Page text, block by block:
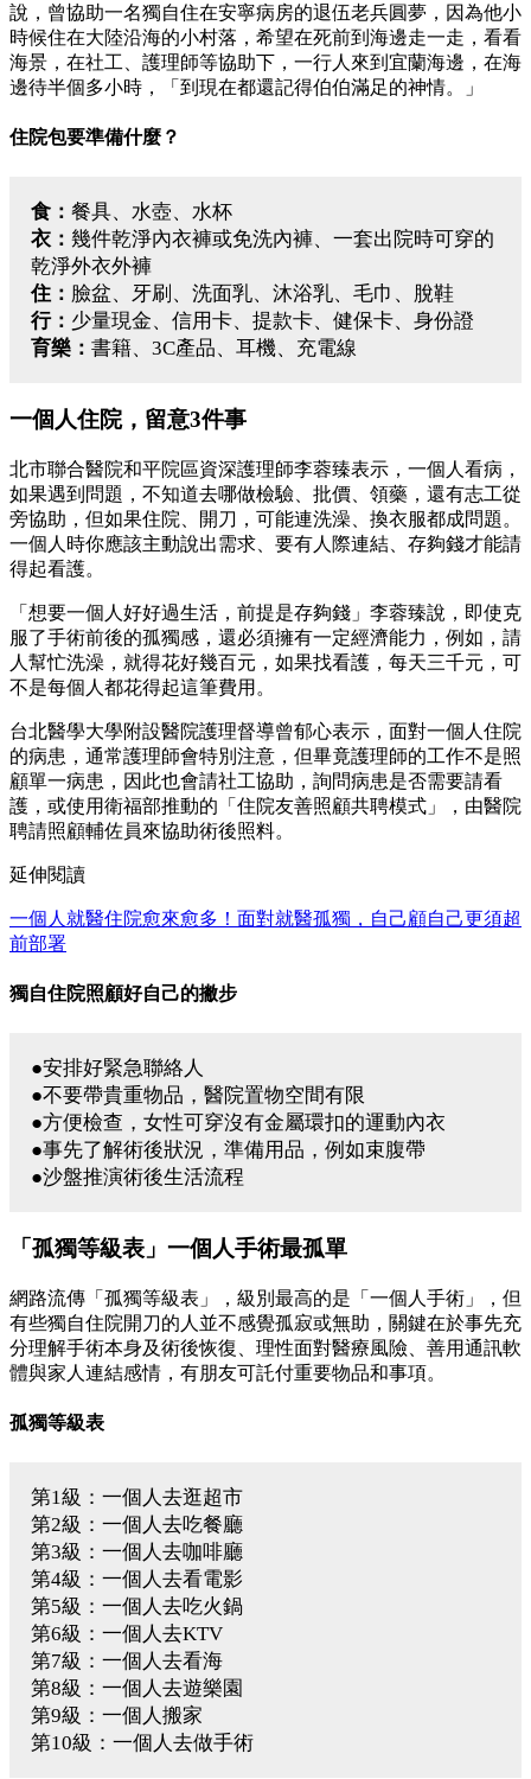
說，曾協助一名獨自住在安寧病房的退伍老兵圓夢，因為他小
時候住在大陸沿海的小村落，希望在死前到海邊走一走，看看
海景，在社工、護理師等協助下，一行人來到宜蘭海邊，在海
邊待半個多小時，「到現在都還記得伯伯滿足的神情。」
住院包要準備什麼？
食： 餐具、水壺、水杯
衣： 幾件乾淨內衣褲或免洗內褲、一套出院時可穿的
乾淨外衣外褲
住： 臉盆、牙刷、洗面乳、沐浴乳、毛巾、脫鞋
行： 少量現金、信用卡、提款卡、健保卡、身份證
育樂： 書籍、3C產品、耳機、充電線
一個人住院，留意3件事
北市聯合醫院和平院區資深護理師李蓉臻表示，一個人看病，
如果遇到問題，不知道去哪做檢驗、批價、領藥，還有志工從
旁協助，但如果住院、開刀，可能連洗澡、換衣服都成問題。
一個人時你應該主動說出需求、要有人際連結、存夠錢才能請
得起看護。
「想要一個人好好過生活，前提是存夠錢」李蓉臻說，即使克
服了手術前後的孤獨感，還必須擁有一定經濟能力，例如，請
人幫忙洗澡，就得花好幾百元，如果找看護，每天三千元，可
不是每個人都花得起這筆費用。
台北醫學大學附設醫院護理督導曾郁心表示，面對一個人住院
的病患，通常護理師會特別注意，但畢竟護理師的工作不是照
顧單一病患，因此也會請社工協助，詢問病患是否需要請看
護，或使用衛福部推動的「住院友善照顧共聘模式」，由醫院
聘請照顧輔佐員來協助術後照料。
延伸閱讀
一個人就醫住院愈來愈多！面對就醫孤獨，自己顧自己更須超
前部署
獨自住院照顧好自己的撇步
●安排好緊急聯絡人
●不要帶貴重物品，醫院置物空間有限
●方便檢查，女性可穿沒有金屬環扣的運動內衣
●事先了解術後狀況，準備用品，例如束腹帶
●沙盤推演術後生活流程
「孤獨等級表」一個人手術最孤單
網路流傳「孤獨等級表」，級別最高的是「一個人手術」，但
有些獨自住院開刀的人並不感覺孤寂或無助，關鍵在於事先充
分理解手術本身及術後恢復、理性面對醫療風險、善用通訊軟
體與家人連結感情，有朋友可託付重要物品和事項。
孤獨等級表
第1級：一個人去逛超市
第2級：一個人去吃餐廳
第3級：一個人去咖啡廳
第4級：一個人去看電影
第5級：一個人去吃火鍋
第6級：一個人去KTV
第7級：一個人去看海
第8級：一個人去遊樂園
第9級：一個人搬家
第10級：一個人去做手術